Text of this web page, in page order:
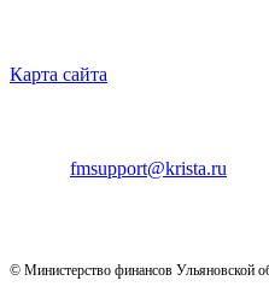
Карта сайта
fmsupport@krista.ru
© Министерство финансов Ульяновской